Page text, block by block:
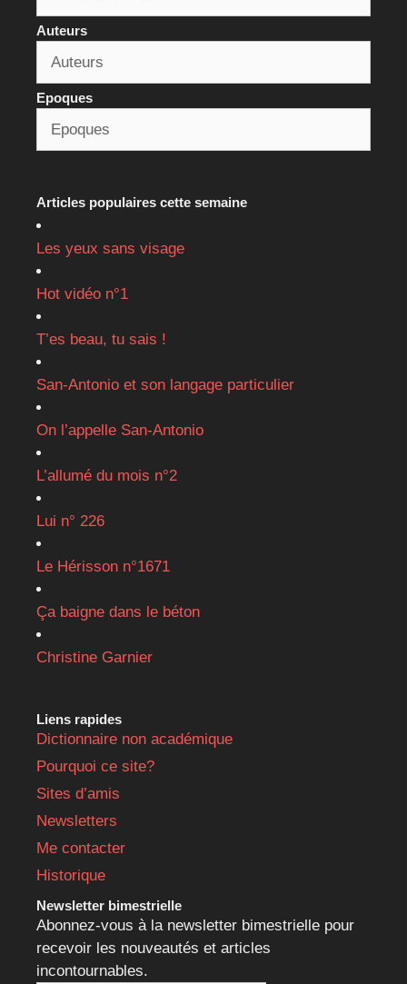
Auteurs
Epoques
Articles populaires cette semaine
Les yeux sans visage
Hot vidéo n°1
T’es beau, tu sais !
San-Antonio et son langage particulier
On l’appelle San-Antonio
L’allumé du mois n°2
Lui n° 226
Le Hérisson n°1671
Ça baigne dans le béton
Christine Garnier
Liens rapides
Dictionnaire non académique
Pourquoi ce site?
Sites d’amis
Newsletters
Me contacter
Historique
Newsletter bimestrielle
Abonnez-vous à la newsletter bimestrielle pour
recevoir les nouveautés et articles
incontournables.